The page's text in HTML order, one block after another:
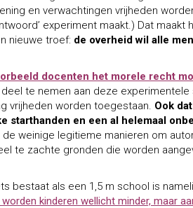
en verwachtingen vrijheden
experiment maakt.) Dat maakt
nieuwe troef: de overheid wil alle
docenten het morele recht
te nemen aan deze experimentele
vrijheden worden toegestaan. Ook
starthanden en een al helemaal
weinige legitieme manieren om
te zachte gronden die worden
bestaat als een 1,5 m school is
worden kinderen wellicht minder, maar